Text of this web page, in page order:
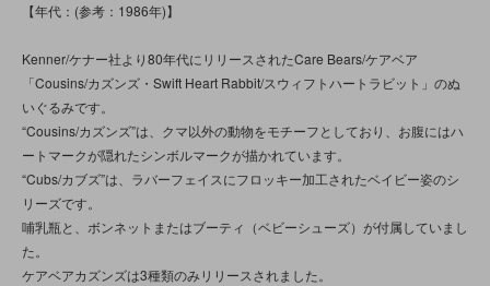
【年代：(参考：1986年)】
Kenner/ケナー社より80年代にリリースされたCare Bears/ケアベア
「Cousins/カズンズ・Swift Heart Rabbit/スウィフトハートラビット」のぬ
いぐるみです。
“Cousins/カズンズ”は、クマ以外の動物をモチーフとしており、お腹にはハ
ートマークが隠れたシンボルマークが描かれています。
“Cubs/カブズ”は、ラバーフェイスにフロッキー加工されたベイビー姿のシ
リーズです。
哺乳瓶と、ボンネットまたはブーティ（ベビーシューズ）が付属していまし
た。
ケアベアカズンズは3種類のみリリースされました。